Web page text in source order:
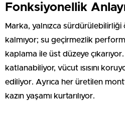
Fonksiyonellik
Marka, yalnızca
kalmıyor; su geçirmezlik
kaplama ile üst düzeye
katlanabiliyor, vücut ısısını
ediliyor. Ayrıca her üretilen
kazın yaşamı kurtarılıyor.